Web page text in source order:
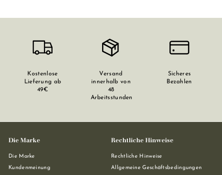
Kostenlose
Lieferung ab
49€
Versand
innerhalb von
48
Arbeitsstunden
Sicheres
Bezahlen
Die Marke
Die Marke
Kundenmeinung
Rechtliche Hinweise
Rechtliche Hinweise
Allgemeine Geschäftsbedingungen